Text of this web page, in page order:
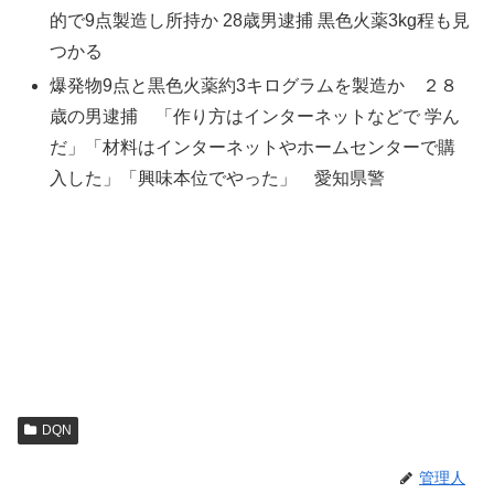
的で9点製造し所持か 28歳男逮捕 黒色火薬3kg程も見
つかる
爆発物9点と黒色火薬約3キログラムを製造か ２８
歳の男逮捕 「作り方はインターネットなどで 学ん
だ」「材料はインターネットやホームセンターで購
入した」「興味本位でやった」 愛知県警
DQN
管理人